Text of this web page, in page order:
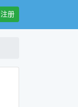
注册